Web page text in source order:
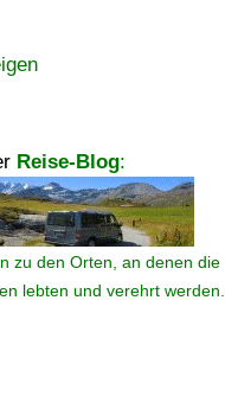
Reise-Blog:
zu den Orten, an denen die
lebten und verehrt werden.